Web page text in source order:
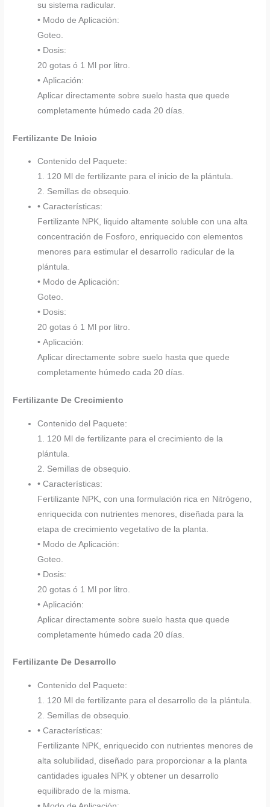
su sistema radicular.
• Modo de Aplicación:
Goteo.
• Dosis:
20 gotas ó 1 Ml por litro.
• Aplicación:
Aplicar directamente sobre suelo hasta que quede
completamente húmedo cada 20 días.
Fertilizante De Inicio
Contenido del Paquete:
1. 120 Ml de fertilizante para el inicio de la plántula.
2. Semillas de obsequio.
• Características:
Fertilizante NPK, liquido altamente soluble con una alta
concentración de Fosforo, enriquecido con elementos
menores para estimular el desarrollo radicular de la
plántula.
• Modo de Aplicación:
Goteo.
• Dosis:
20 gotas ó 1 Ml por litro.
• Aplicación:
Aplicar directamente sobre suelo hasta que quede
completamente húmedo cada 20 días.
Fertilizante De Crecimiento
Contenido del Paquete:
1. 120 Ml de fertilizante para el crecimiento de la
plántula.
2. Semillas de obsequio.
• Características:
Fertilizante NPK, con una formulación rica en Nitrógeno,
enriquecida con nutrientes menores, diseñada para la
etapa de crecimiento vegetativo de la planta.
• Modo de Aplicación:
Goteo.
• Dosis:
20 gotas ó 1 Ml por litro.
• Aplicación:
Aplicar directamente sobre suelo hasta que quede
completamente húmedo cada 20 días.
Fertilizante De Desarrollo
Contenido del Paquete:
1. 120 Ml de fertilizante para el desarrollo de la plántula.
2. Semillas de obsequio.
• Características:
Fertilizante NPK, enriquecido con nutrientes menores de
alta solubilidad, diseñado para proporcionar a la planta
cantidades iguales NPK y obtener un desarrollo
equilibrado de la misma.